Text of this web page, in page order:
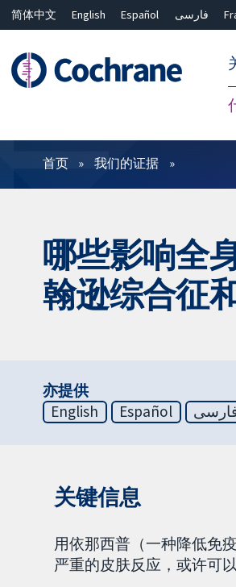
简体中文 English Español فارسی
过滤
首页 我们的证据
哪些影响全
翰逊综合征
亦提供
English
Español
关键信息
用依那西普（一种降低免
严重的皮肤反应，或许可